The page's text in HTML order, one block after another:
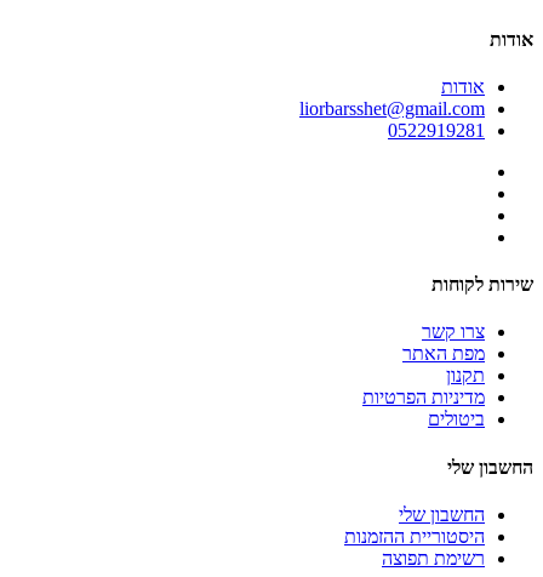
אודות
אודות
liorbarsshet@gmail.com
0522919281
שירות לקוחות
צרו קשר
מפת האתר
תקנון
מדיניות הפרטיות
ביטולים
החשבון שלי
החשבון שלי
היסטוריית ההזמנות
רשימת תפוצה